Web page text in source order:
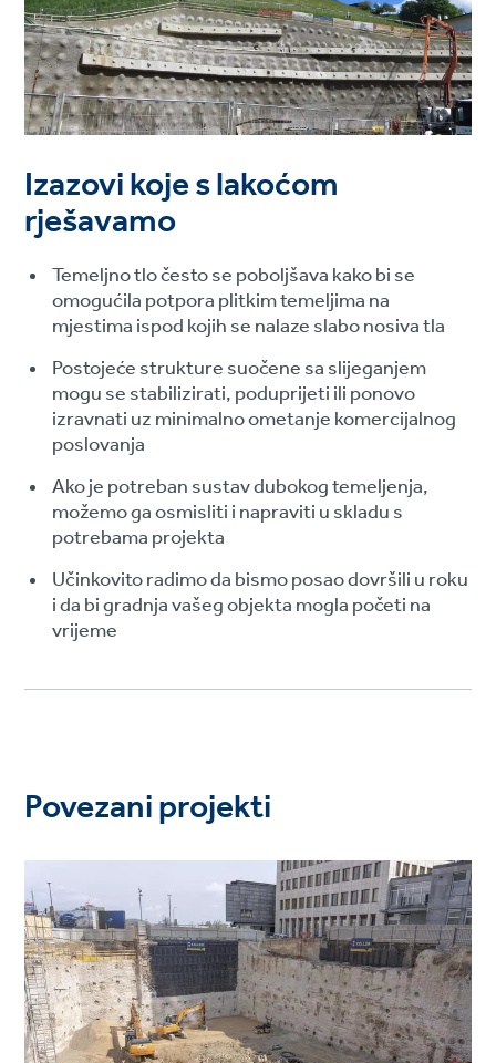
Izazovi koje s lakoćom
rješavamo
Temeljno tlo često se poboljšava kako bi se
omogućila potpora plitkim temeljima na
mjestima ispod kojih se nalaze slabo nosiva tla
Postojeće strukture suočene sa slijeganjem
mogu se stabilizirati, poduprijeti ili ponovo
izravnati uz minimalno ometanje komercijalnog
poslovanja
Ako je potreban sustav dubokog temeljenja,
možemo ga osmisliti i napraviti u skladu s
potrebama projekta
Učinkovito radimo da bismo posao dovršili u roku
i da bi gradnja vašeg objekta mogla početi na
vrijeme
Povezani projekti
Project
image